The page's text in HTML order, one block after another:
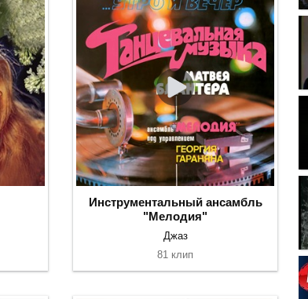
Инструментальный ансамбль
"Мелодия"
Джаз
81 клип